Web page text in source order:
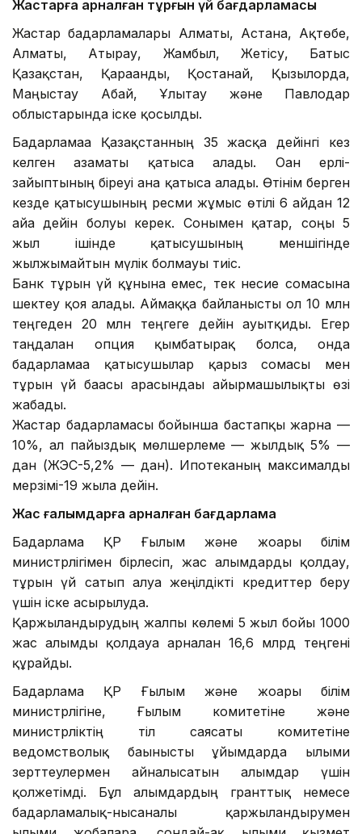
Жастарға арналған тұрғын үй бағдарламасы
Жастар бағдарламалары Алматы, Астана, Ақтөбе,
Алматы, Атырау, Жамбыл, Жетісу, Батыс
Қазақстан, Қарағанды, Қостанай, Қызылорда,
Маңғыстау Абай, Ұлытау және Павлодар
облыстарында іске қосылды.
Бағдарламаға Қазақстанның 35 жасқа дейінгі кез
келген азаматы қатыса алады. Оған ерлі-
зайыптының біреуі ғана қатыса алады. Өтінім берген
кезде қатысушының ресми жұмыс өтілі 6 айдан 12
айға дейін болуы керек. Сонымен қатар, соңғы 5
жыл ішінде қатысушының меншігінде
жылжымайтын мүлік болмауы тиіс.
Банк тұрғын үй құнына емес, тек несие сомасына
шектеу қоя алады. Аймаққа байланысты ол 10 млн
теңгеден 20 млн теңгеге дейін ауытқиды. Егер
таңдалған опция қымбатырақ болса, онда
бағдарламаға қатысушылар қарыз сомасы мен
тұрғын үй бағасы арасындағы айырмашылықты өзі
жабады.
Жастар бағдарламасы бойынша бастапқы жарна —
10%, ал пайыздық мөлшерлеме — жылдық 5% —
дан (ЖЭС-5,2% — дан). Ипотеканың максималды
мерзімі-19 жылға дейін.
Жас ғалымдарға арналған бағдарлама
Бағдарлама ҚР Ғылым және жоғары білім
министрлігімен бірлесіп, жас ғалымдарды қолдау,
тұрғын үй сатып алуға жеңілдікті кредиттер беру
үшін іске асырылуда.
Қаржыландырудың жалпы көлемі 5 жыл бойы 1000
жас ғалымды қолдауға арналған 16,6 млрд теңгені
құрайды.
Бағдарлама ҚР Ғылым және жоғары білім
министрлігіне, Ғылым комитетіне және
министрліктің тіл саясаты комитетіне
ведомстволық бағынысты ұйымдарда ғылыми
зерттеулермен айналысатын ғалымдар үшін
қолжетімді. Бұл ғалымдардың гранттық немесе
бағдарламалық-нысаналы қаржыландырумен